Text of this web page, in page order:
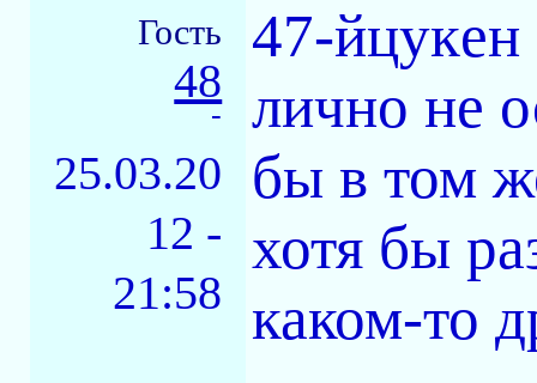
Гость
48
-
25.03.20
12 -
21:58
47-
лично не
бы в том
хотя бы
каком-то